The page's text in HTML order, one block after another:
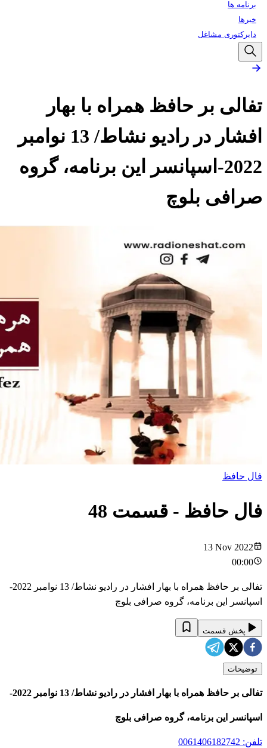
برنامه ها
خبرها
دایرکتوری مشاغل
تفالی بر حافظ همراه با بهار
افشار در رادیو نشاط/ 13 نوامبر
2022-اسپانسر این برنامه، گروه
صرافی بلوچ
فال حافظ
فال حافظ - قسمت 48
13 Nov 2022
00:00
تفالی بر حافظ همراه با بهار افشار در رادیو نشاط/ 13 نوامبر 2022-
اسپانسر این برنامه، گروه صرافی بلوچ
پخش قسمت
توضیحات
تفالی بر حافظ همراه با بهار افشار در رادیو نشاط/ 13 نوامبر 2022-
اسپانسر این برنامه، گروه صرافی بلوچ
تلفن: 0061406182742